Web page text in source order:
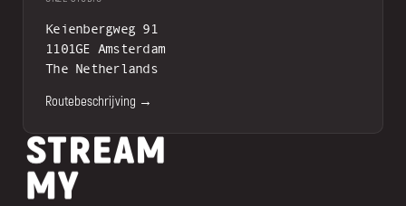
Keienbergweg 91
1101GE Amsterdam
The Netherlands
Routebeschrijving →